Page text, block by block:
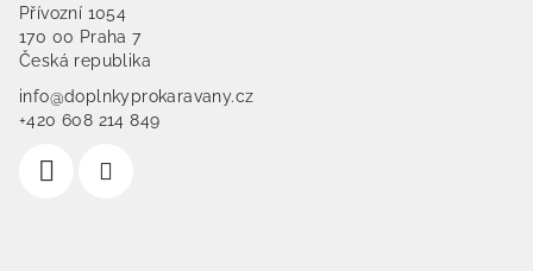
Přívozní 1054
170 00 Praha 7
Česká republika
info@doplnkyprokaravany.cz
+420 608 214 849